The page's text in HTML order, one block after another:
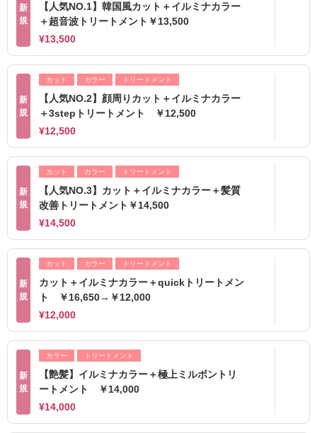
新
規
【人気NO.1】韓国風カット＋イルミナカラー
＋超音波トリートメント￥13,500
¥13,500
新
規
カット カラー トリートメント
【人気NO.2】顔周りカット＋イルミナカラー
＋3stepトリートメント ￥12,500
¥12,500
新
規
カット カラー トリートメント
【人気NO.3】カット＋イルミナカラー＋髪質
改善トリートメント￥14,500
¥14,500
新
規
カット カラー トリートメント
カット＋イルミナカラー＋quickトリートメン
ト ￥16,650→￥12,000
¥12,000
新
規
カラー トリートメント
【艶髪】イルミナカラー＋極上ミルボントリ
ートメント ￥14,000
¥14,000